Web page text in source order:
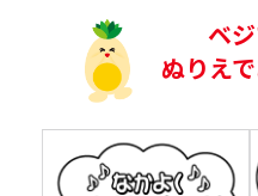
ベ
ぬりえ